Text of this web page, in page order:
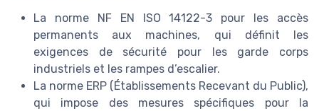
La norme NF EN ISO 14122-3 pour les accès
permanents aux machines, qui définit les
exigences de sécurité pour les garde corps
industriels et les rampes d’escalier.
La norme ERP (Établissements Recevant du Public),
qui impose des mesures spécifiques pour la